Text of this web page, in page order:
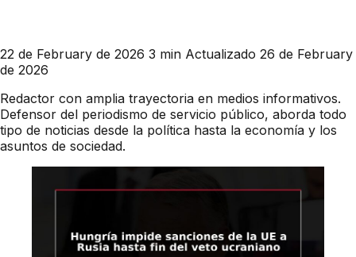
22 de February de 2026 3 min Actualizado 26 de February
de 2026
Redactor con amplia trayectoria en medios informativos.
Defensor del periodismo de servicio público, aborda todo
tipo de noticias desde la política hasta la economía y los
asuntos de sociedad.